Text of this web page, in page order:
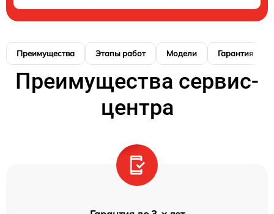
Преимущества Этапы работ Модели Гарантия
Преимущества сервис-
центра